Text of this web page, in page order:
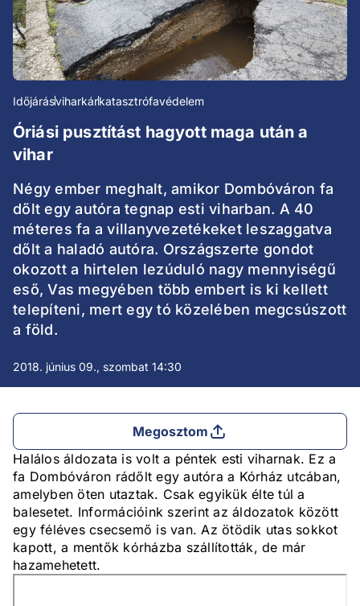
Időjárásviharkárkatasztrófavédelem
Óriási pusztítást hagyott maga után a
vihar
Négy ember meghalt, amikor Dombóváron fa
dőlt egy autóra tegnap esti viharban. A 40
méteres fa a villanyvezetékeket leszaggatva
dőlt a haladó autóra. Országszerte gondot
okozott a hirtelen lezúduló nagy mennyiségű
eső, Vas megyében több embert is ki kellett
telepíteni, mert egy tó közelében megcsúszott
a föld.
2018. június 09., szombat 14:30
Megosztom
Halálos áldozata is volt a péntek esti viharnak. Ez a
fa Dombóváron rádőlt egy autóra a Kórház utcában,
amelyben öten utaztak. Csak egyikük élte túl a
balesetet. Információink szerint az áldozatok között
egy féléves csecsemő is van. Az ötödik utas sokkot
kapott, a mentők kórházba szállították, de már
hazamehetett.